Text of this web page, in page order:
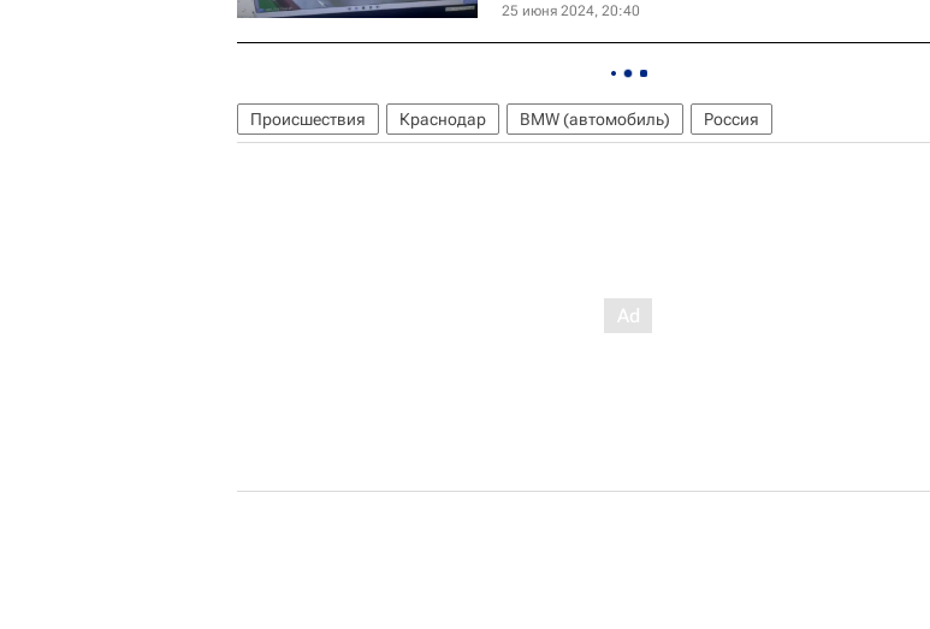
25 июня 2024, 20:40
Происшествия Краснодар BMW (автомобиль) Россия